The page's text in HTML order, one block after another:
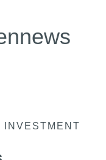
INVESTMENT